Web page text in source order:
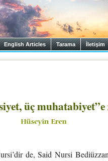
English Articles Tarama İletişim
üç muhatabiyet”e
de, Said Nursi